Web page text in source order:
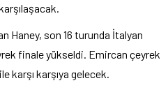
Haney, son 16 turunda İtalyan
finale yükseldi. Emircan çeyrek
karşı karşıya gelecek.